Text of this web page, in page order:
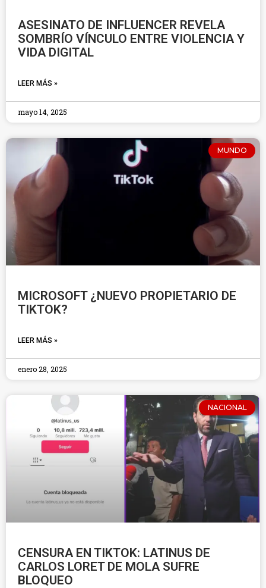
ASESINATO DE INFLUENCER REVELA
SOMBRÍO VÍNCULO ENTRE VIOLENCIA Y
VIDA DIGITAL
LEER MÁS »
mayo 14, 2025
MUNDO
MICROSOFT ¿NUEVO PROPIETARIO DE
TIKTOK?
LEER MÁS »
enero 28, 2025
NACIONAL
CENSURA EN TIKTOK: LATINUS DE
CARLOS LORET DE MOLA SUFRE
BLOQUEO